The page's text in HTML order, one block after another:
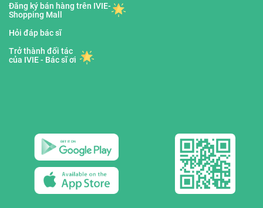
Đăng ký bán hàng trên IVIE-
Shopping Mall
Hỏi đáp bác sĩ
Trở thành đối tác
của IVIE - Bác sĩ ơi